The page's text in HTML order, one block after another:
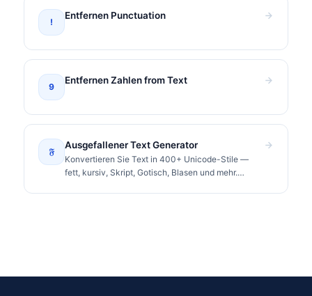
!
Entfernen Punctuation
9
Entfernen Zahlen from Text
𝔉
Ausgefallener Text Generator
Konvertieren Sie Text in 400+ Unicode-Stile —
fett, kursiv, Skript, Gotisch, Blasen und mehr.